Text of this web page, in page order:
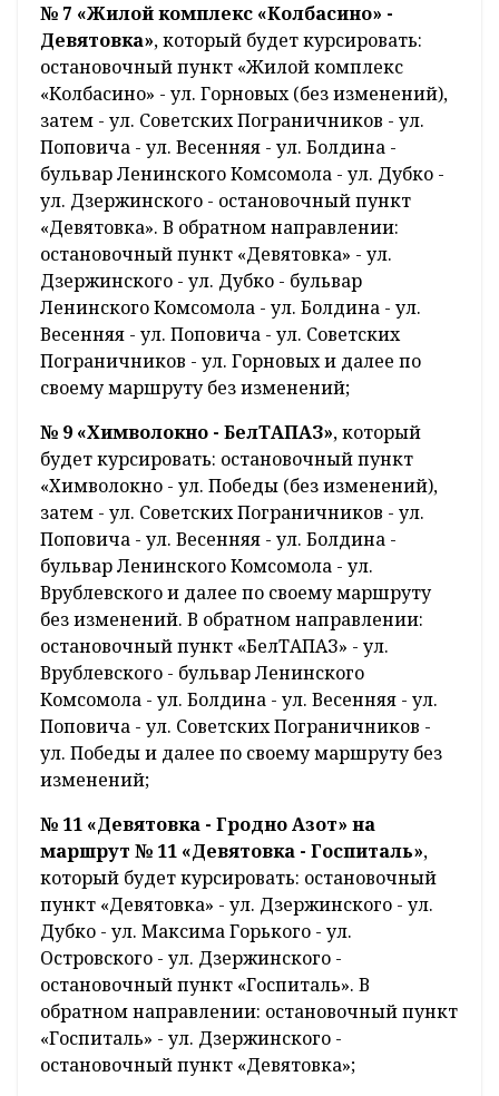
№ 7 «Жилой комплекс «Колбасино» -
Девятовка», который будет курсировать:
остановочный пункт «Жилой комплекс
«Колбасино» - ул. Горновых (без изменений),
затем - ул. Советских Пограничников - ул.
Поповича - ул. Весенняя - ул. Болдина -
бульвар Ленинского Комсомола - ул. Дубко -
ул. Дзержинского - остановочный пункт
«Девятовка». В обратном направлении:
остановочный пункт «Девятовка» - ул.
Дзержинского - ул. Дубко - бульвар
Ленинского Комсомола - ул. Болдина - ул.
Весенняя - ул. Поповича - ул. Советских
Пограничников - ул. Горновых и далее по
своему маршруту без изменений;
№ 9 «Химволокно - БелТАПАЗ», который
будет курсировать: остановочный пункт
«Химволокно - ул. Победы (без изменений),
затем - ул. Советских Пограничников - ул.
Поповича - ул. Весенняя - ул. Болдина -
бульвар Ленинского Комсомола - ул.
Врублевского и далее по своему маршруту
без изменений. В обратном направлении:
остановочный пункт «БелТАПАЗ» - ул.
Врублевского - бульвар Ленинского
Комсомола - ул. Болдина - ул. Весенняя - ул.
Поповича - ул. Советских Пограничников -
ул. Победы и далее по своему маршруту без
изменений;
№ 11 «Девятовка - Гродно Азот» на
маршрут № 11 «Девятовка - Госпиталь»,
который будет курсировать: остановочный
пункт «Девятовка» - ул. Дзержинского - ул.
Дубко - ул. Максима Горького - ул.
Островского - ул. Дзержинского -
остановочный пункт «Госпиталь». В
обратном направлении: остановочный пункт
«Госпиталь» - ул. Дзержинского -
остановочный пункт «Девятовка»;